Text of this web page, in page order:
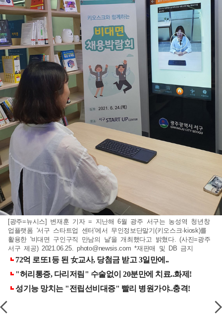
[광주=뉴시스] 변재훈 기자 = 지난해 6월 광주 서구는 농성역 청년창
업플랫폼 '서구 스타트업 센터'에서 무인정보단말기(키오스크·kiosk)를
활용한 '비대면 구인구직 만남의 날'을 개최했다고 밝혔다. (사진=광주
서구 제공) 2021.06.25.photo@newsis.com *재판매 및 DB 금지